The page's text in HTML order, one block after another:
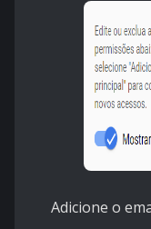
Adicione o